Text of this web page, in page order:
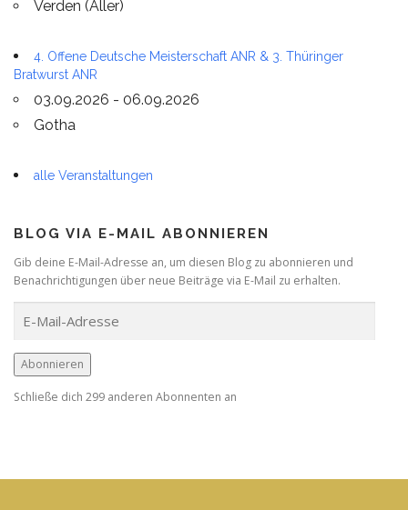
Verden (Aller)
4. Offene Deutsche Meisterschaft ANR & 3. Thüringer
Bratwurst ANR
03.09.2026 - 06.09.2026
Gotha
alle Veranstaltungen
BLOG VIA E-MAIL ABONNIEREN
Gib deine E-Mail-Adresse an, um diesen Blog zu abonnieren und
Benachrichtigungen über neue Beiträge via E-Mail zu erhalten.
l
Abonnieren
Schließe dich 299 anderen Abonnenten an